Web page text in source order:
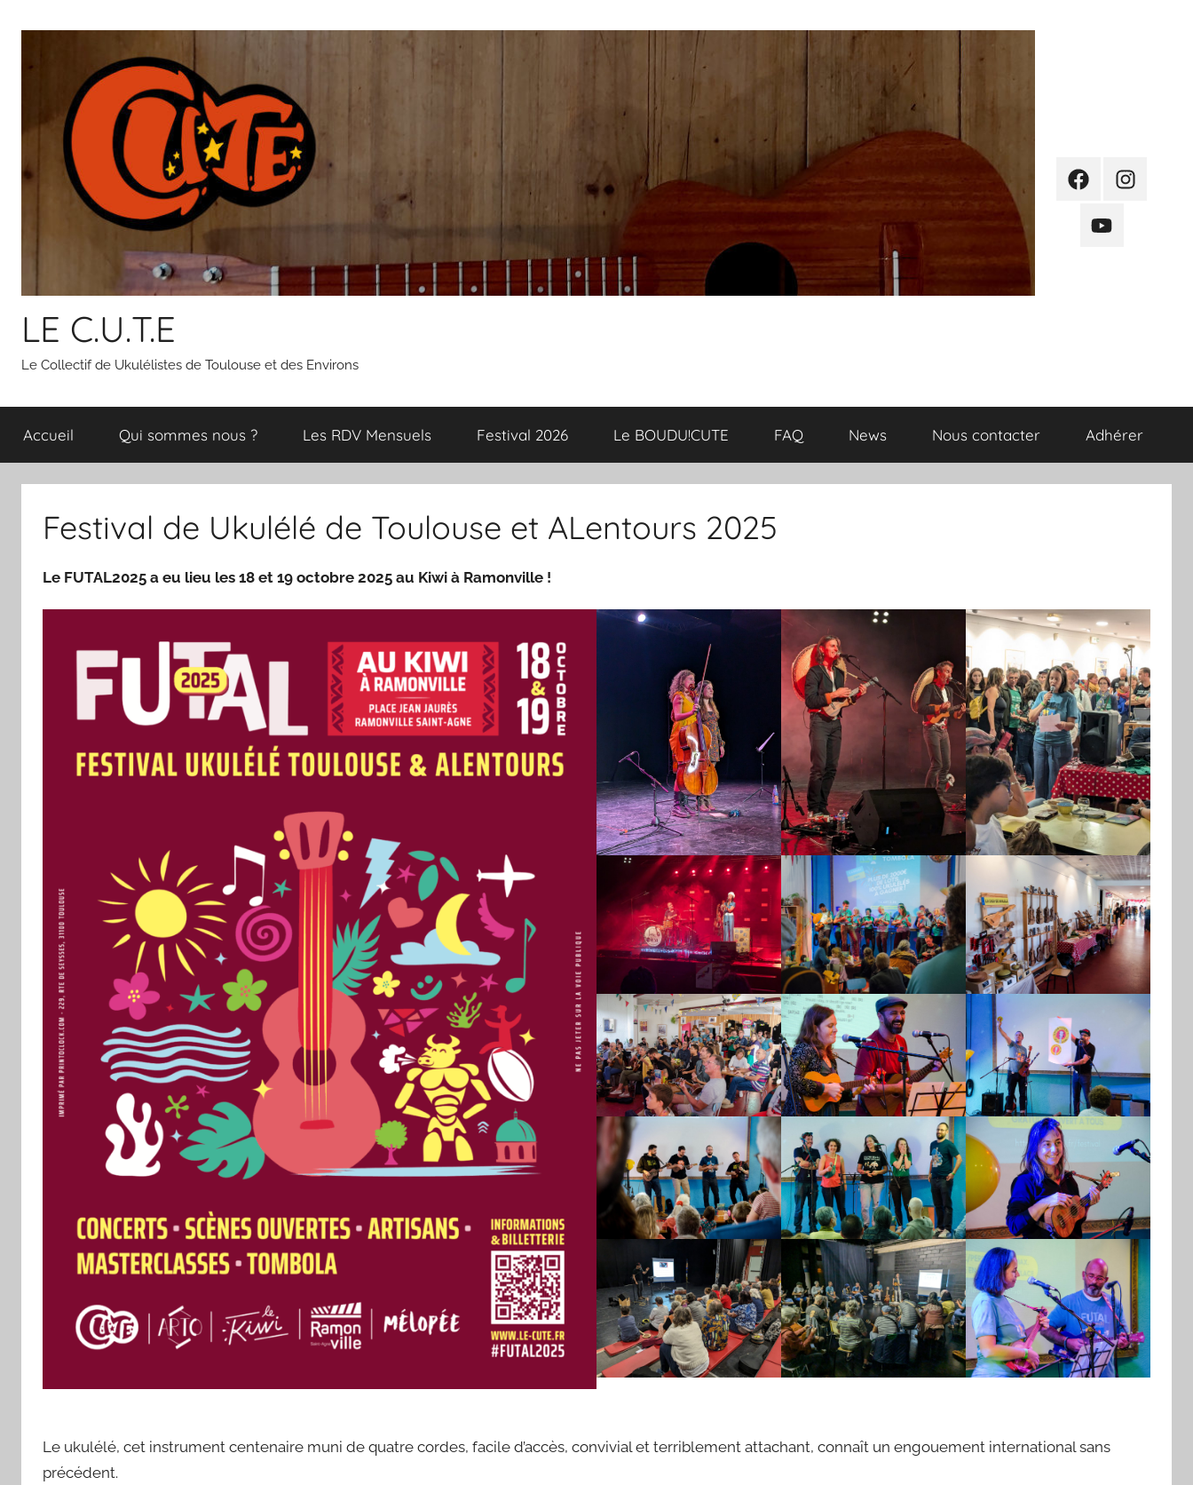
contenu
LE C.U.T.E
Le Collectif de Ukulélistes de Toulouse et des Environs
F I
YT
Accueil Qui sommes nous ? Les RDV Mensuels Festival 2026 Le BOUDU!CUTE FAQ News Nous contacter Adhérer
Festival de Ukulélé de Toulouse et ALentours 2025
Le FUTAL2025 a eu lieu les 18 et 19 octobre 2025 au Kiwi à Ramonville !
Le ukulélé, cet instrument centenaire muni de quatre cordes, facile d’accès, convivial et terriblement attachant, connaît un engouement international sans
précédent.